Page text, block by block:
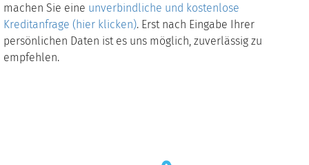
machen Sie eine unverbindliche und kostenlose
Kreditanfrage (hier klicken). Erst nach Eingabe Ihrer
persönlichen Daten ist es uns möglich, zuverlässig zu
empfehlen.